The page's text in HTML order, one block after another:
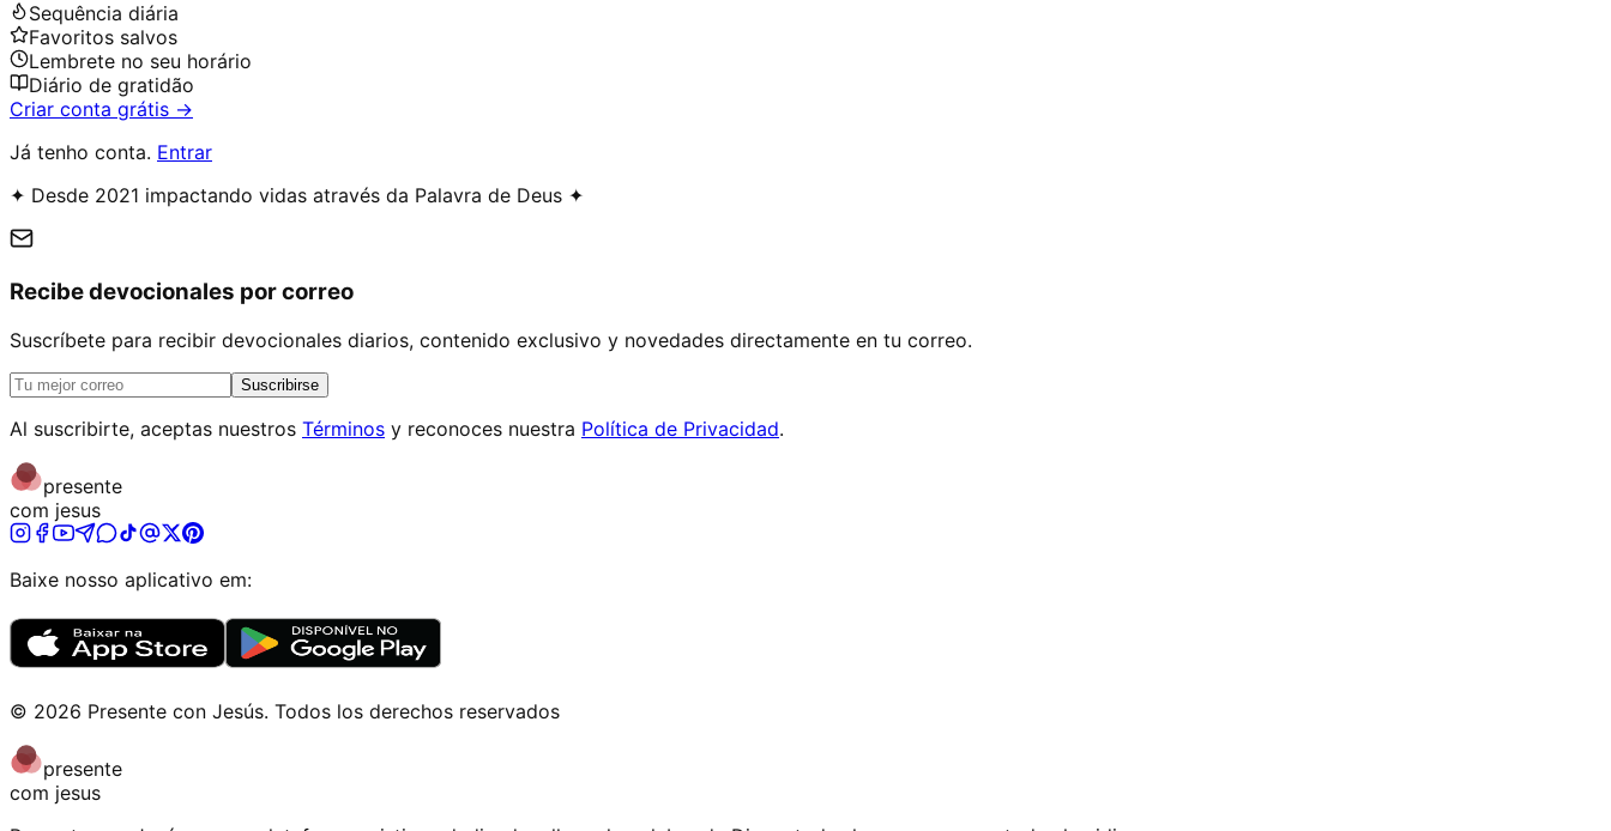
Sequência diária
Favoritos salvos
Lembrete no seu horário
Diário de gratidão
Criar conta grátis →
Já tenho conta. Entrar
✦ Desde 2021 impactando vidas através da Palavra de Deus ✦
Recibe devocionales por correo
Suscríbete para recibir devocionales diarios, contenido exclusivo y novedades directamente en tu correo.
Suscribirse
Al suscribirte, aceptas nuestros Términos y reconoces nuestra Política de Privacidad.
presente
com jesus
Baixe nosso aplicativo em:
© 2026 Presente con Jesús. Todos los derechos reservados
presente
com jesus